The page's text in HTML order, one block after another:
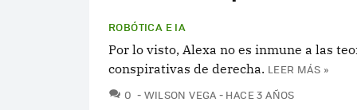
ROBÓTICA E IA
Por lo visto, Alexa no es inmune a las
conspirativas de derecha. LEER MÁS »
0 COMENTARIOS
WILSON VEGA HACE 3 AÑOS